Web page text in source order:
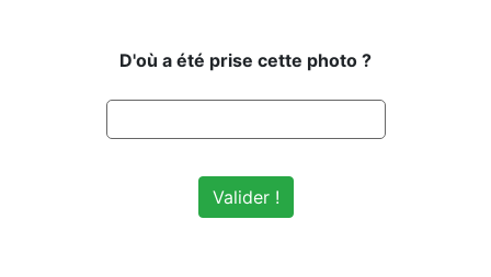
D'où a été prise cette photo ?
Valider !